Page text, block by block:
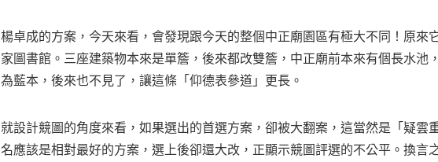
楊卓成的方案，今天來看，會發現跟今天的整個中正廟園區有極大不同！原來
家圖書館。三座建築物本來是單簷，後來都改雙簷，中正廟前本來有個長水池
為藍本，後來也不見了，讓這條「仰德表參道」更長。
就設計競圖的角度來看，如果選出的首選方案，卻被大翻案，這當然是「疑雲
名應該是相對最好的方案，選上後卻還大改，正顯示競圖評選的不公平。換言